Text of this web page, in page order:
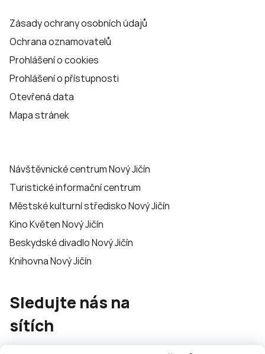
Zásady ochrany osobních údajů
Ochrana oznamovatelů
Prohlášení o cookies
Prohlášení o přístupnosti
Otevřená data
Mapa stránek
Návštěvnické centrum Nový Jičín
Turistické informační centrum
Městské kulturní středisko Nový Jičín
Kino Květen Nový Jičín
Beskydské divadlo Nový Jičín
Knihovna Nový Jičín
Sledujte nás na
sítích